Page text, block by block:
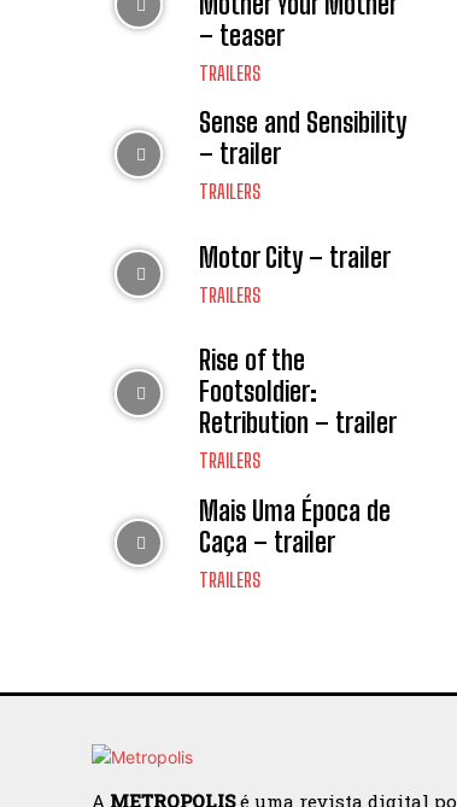
– teaser
TRAILERS
Sense and Sensibility
– trailer
TRAILERS
Motor City – trailer
TRAILERS
Rise of the
Footsoldier:
Retribution – trailer
TRAILERS
Mais Uma Época de
Caça – trailer
TRAILERS
A METROPOLISé uma revista digital